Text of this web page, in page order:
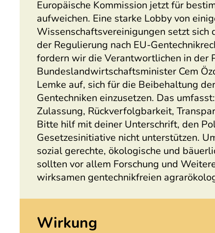
Europäische Kommission jetzt für
aufweichen. Eine starke Lobby von
Wissenschaftsvereinigungen setzt sich
der Regulierung nach EU-
fordern wir die Verantwortlichen in der
Bundeslandwirtschaftsminister Cem
Lemke auf, sich für die Beibehaltung
Gentechniken einzusetzen. Das
Zulassung, Rückverfolgbarkeit,
Bitte hilf mit deiner Unterschrift, den
Gesetzesinitiative nicht unterstützen.
sozial gerechte, ökologische und
sollten vor allem Forschung und
wirksamen gentechnikfreien
Wirkung